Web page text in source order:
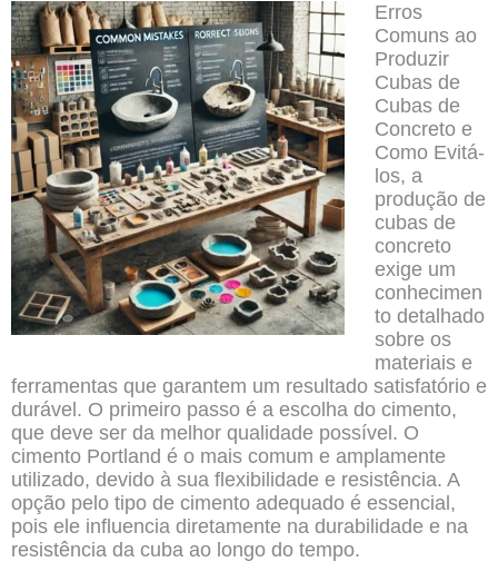
Erros
Comuns ao
Produzir
Cubas de
Cubas de
Concreto e
Como Evitá-
los, a
produção de
cubas de
concreto
exige um
conhecimen
to detalhado
sobre os
materiais e
ferramentas que garantem um resultado satisfatório e
durável. O primeiro passo é a escolha do cimento,
que deve ser da melhor qualidade possível. O
cimento Portland é o mais comum e amplamente
utilizado, devido à sua flexibilidade e resistência. A
opção pelo tipo de cimento adequado é essencial,
pois ele influencia diretamente na durabilidade e na
resistência da cuba ao longo do tempo.